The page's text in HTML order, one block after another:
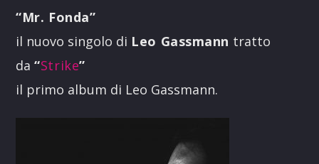
“Mr. Fonda”
il nuovo singolo di Leo Gassmann tratto
da“Strike”
il primo album di Leo Gassmann.